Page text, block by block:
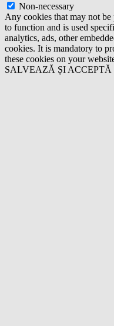
Non-necessary
Any cookies that may not
to function and is used
analytics, ads, other
cookies. It is mandatory to
these cookies on your
SALVEAZĂ ȘI ACCEPTĂ